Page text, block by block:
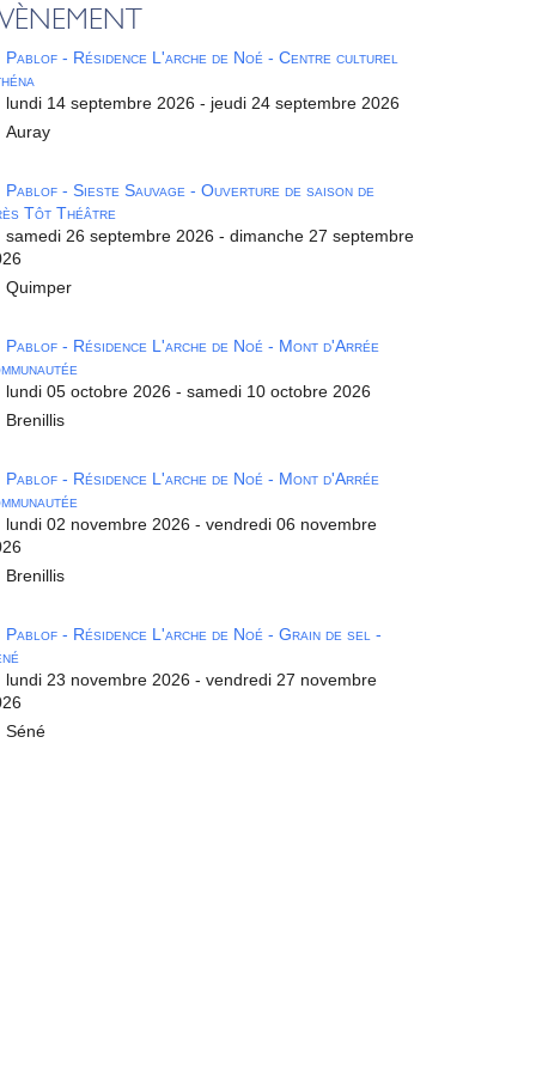
Pablof - Résidence L'arche de Noé - Centre culturel
lundi 14 septembre 2026 - jeudi 24 septembre 2026
Auray
Pablof - Sieste Sauvage - Ouverture de saison de
Tôt Théâtre
samedi 26 septembre 2026 - dimanche 27 septembre
Quimper
Pablof - Résidence L'arche de Noé - Mont d'Arrée
lundi 05 octobre 2026 - samedi 10 octobre 2026
Brenillis
Pablof - Résidence L'arche de Noé - Mont d'Arrée
lundi 02 novembre 2026 - vendredi 06 novembre
Brenillis
Pablof - Résidence L'arche de Noé - Grain de sel -
lundi 23 novembre 2026 - vendredi 27 novembre
Séné